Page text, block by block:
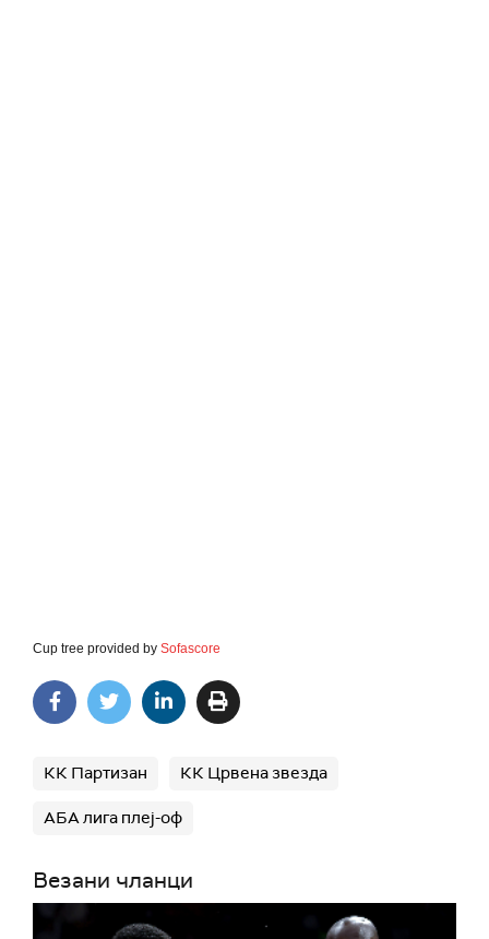
Cup tree provided by Sofascore
КК Партизан КК Црвена звезда
АБА лига плеј-оф
Везани чланци